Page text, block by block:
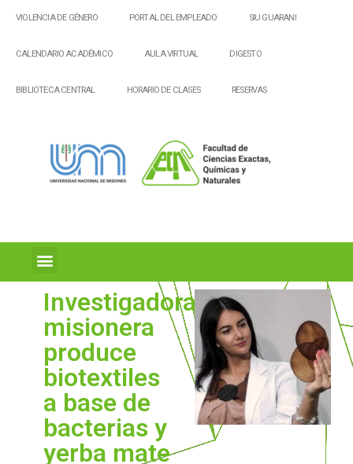
VIOLENCIA DE GÉNERO PORTAL DEL EMPLEADO SIU GUARANI
CALENDARIO ACADÉMICO AULA VIRTUAL DIGESTO
BIBLIOTECA CENTRAL HORARIO DE CLASES RESERVAS
Investigadora
misionera
produce
biotextiles
a base de
bacterias y
yerba mate